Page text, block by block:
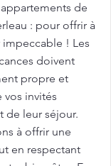
de
: pour offrir à
! Les
doivent
propre et
vos invités
de leur séjour.
à offrir une
en respectant